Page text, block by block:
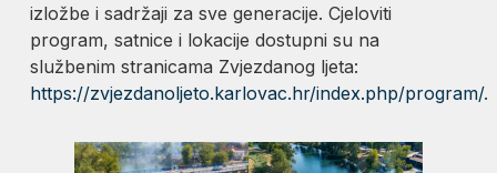
izložbe i sadržaji za sve generacije. Cjeloviti
program, satnice i lokacije dostupni su na
službenim stranicama Zvjezdanog ljeta:
https://zvjezdanoljeto.karlovac.hr/index.php/program/.